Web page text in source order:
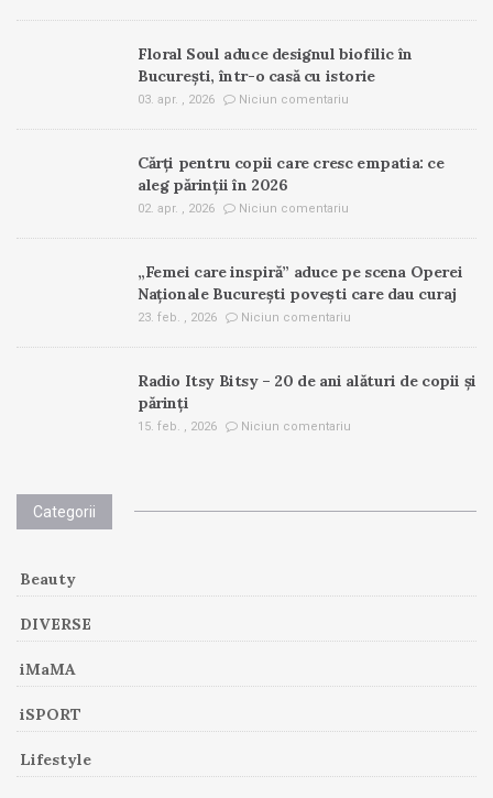
Floral Soul aduce designul biofilic în
București, într-o casă cu istorie
03. apr. , 2026 Niciun comentariu
Cărți pentru copii care cresc empatia: ce
aleg părinții în 2026
02. apr. , 2026 Niciun comentariu
„Femei care inspiră” aduce pe scena Operei
Naționale București povești care dau curaj
23. feb. , 2026 Niciun comentariu
Radio Itsy Bitsy – 20 de ani alături de copii și
părinți
15. feb. , 2026 Niciun comentariu
Categorii
Beauty
DIVERSE
iMaMA
iSPORT
Lifestyle